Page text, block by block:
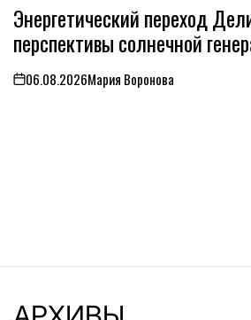
ВЭнергетический переход
перспективы солнечной
on06.08.2026Мария Воронова